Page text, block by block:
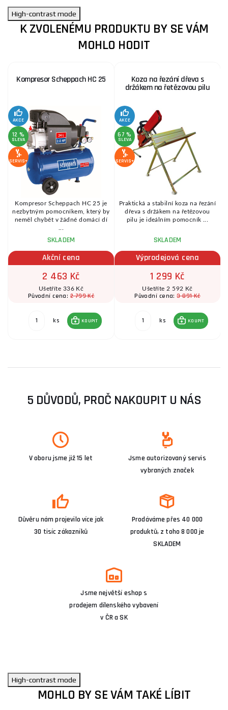
High-contrast mode
K ZVOLENÉMU PRODUKTU BY SE VÁM
MOHLO HODIT
Kompresor Scheppach HC 25
AKCE
12 %
SLEVA
SERVIS+
Kompresor Scheppach HC 25 je
nezbytným pomocníkem, který by
neměl chybět v žádné domácí dí
SKLADEM
Akční cena
2 463 Kč
Ušetříte 336 Kč
Původní cena:2 799 Kč
ks KOUPIT
Koza na řezání dřeva s
držákem na řetězovou pilu
AKCE
67 %
SLEVA
SERVIS+
Praktická a stabilní koza na řezání
dřeva s držákem na řetězovou
pilu je ideálním pomocník ...
SKLADEM
Výprodejová cena
1 299 Kč
Ušetříte 2 592 Kč
Původní cena:3 891 Kč
ks KOUPIT
5 DŮVODŮ, PROČ NAKOUPIT U NÁS
V oboru jsme již 15 let
Jsme autorizovaný servis
vybraných značek
Důvěru nám projevilo více jak
30 tisíc zákazníků
Prodáváme přes 40 000
produktů, z toho 8 000 je
SKLADEM
Jsme největší eshop s
prodejem dílenského vybavení
v ČR a SK
High-contrast mode
MOHLO BY SE VÁM TAKÉ LÍBIT